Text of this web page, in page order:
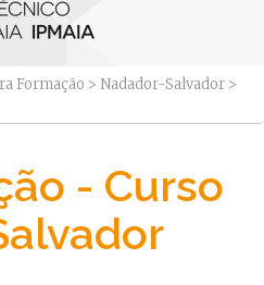
Formação > Nadador-Salvador >
- Curso